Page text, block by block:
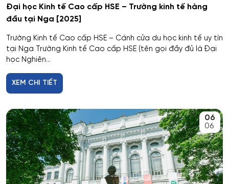
Hóa học cơ bản và ứng dụng
Hóa học, Vật lý và Cơ học Vật liệu
Hóa nông và khoa học đất nông nghiệp
Hóa sinh y học
Hải quan
Hệ thống an ninh thông tin – phân tích
Hệ thống chấp hành hàng không - vũ trụ
Đại học Kinh tế Cao cấp HSE – Trường kinh tế hàng
đầu tại Nga [2025]
Trường Kinh tế Cao cấp HSE – Cánh cửa du học kinh tế uy tín
tại Nga Trường Kinh tế Cao cấp HSE (tên gọi đầy đủ là Đại
học Nghiên...
XEM CHI TIẾT
06
06